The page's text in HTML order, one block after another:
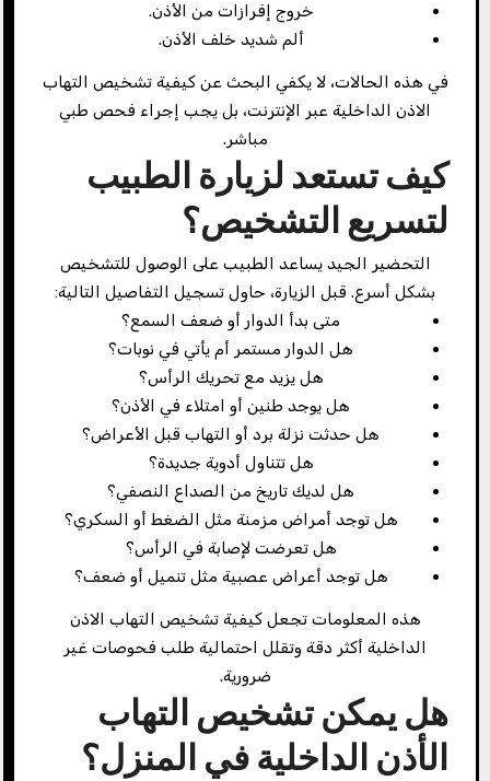
خروج إفرازات من الأذن.
ألم شديد خلف الأذن.
في هذه الحالات، لا يكفي البحث عن كيفية تشخيص التهاب
الاذن الداخلية عبر الإنترنت، بل يجب إجراء فحص طبي
مباشر.
كيف تستعد لزيارة الطبيب
لتسريع التشخيص؟
التحضير الجيد يساعد الطبيب على الوصول للتشخيص
بشكل أسرع. قبل الزيارة، حاول تسجيل التفاصيل التالية:
متى بدأ الدوار أو ضعف السمع؟
هل الدوار مستمر أم يأتي في نوبات؟
هل يزيد مع تحريك الرأس؟
هل يوجد طنين أو امتلاء في الأذن؟
هل حدثت نزلة برد أو التهاب قبل الأعراض؟
هل تتناول أدوية جديدة؟
هل لديك تاريخ من الصداع النصفي؟
هل توجد أمراض مزمنة مثل الضغط أو السكري؟
هل تعرضت لإصابة في الرأس؟
هل توجد أعراض عصبية مثل تنميل أو ضعف؟
هذه المعلومات تجعل كيفية تشخيص التهاب الاذن
الداخلية أكثر دقة وتقلل احتمالية طلب فحوصات غير
ضرورية.
هل يمكن تشخيص التهاب
الأذن الداخلية في المنزل؟